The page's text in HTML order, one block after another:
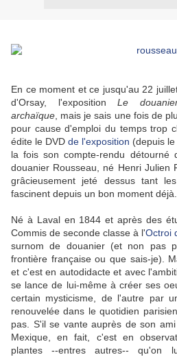
En ce moment et ce jusqu'au 22
d'Orsay, l'expositionLe
archaïque , mais je sais une fois de
pour cause d'emploi du temps trop
édite le DVD de l'exposition (depuis
la fois son compte-rendu détourné
douanier Rousseau, né Henri Julien
grâcieusement jeté dessus tant
fascinent depuis un bon moment déjà.
Né à Laval en 1844 et après des
Commis de seconde classe à l'Octroi
surnom de douanier (et non pas
frontière française ou que sais-je).
et c'est en autodidacte et avec
se lance de lui-même à créer ses
certain mysticisme, de l'autre par
renouvelée dans le quotidien
pas. S'il se vante auprès de son
Mexique, en fait, c'est en
plantes --entres autres-- qu'on